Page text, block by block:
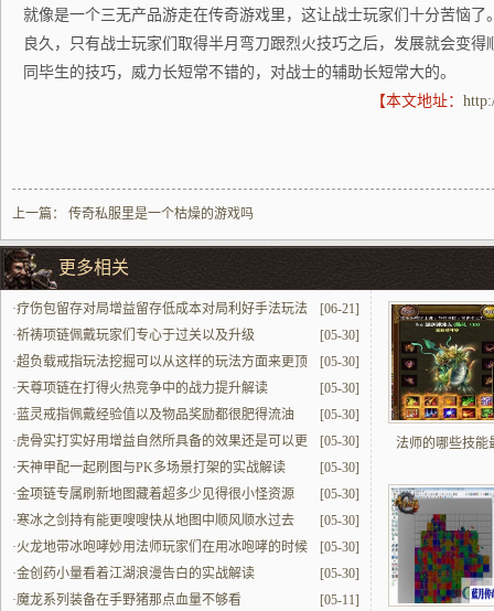
就像是一个三无产品游走在传奇游戏里，这让战士玩家们十分苦恼
良久，只有战士玩家们取得半月弯刀跟烈火技巧之后，发展就会变
同毕生的技巧，威力长短常不错的，对战士的辅助长短常大的。
【本文地址：
上一篇： 传奇私服里是一个枯燥的游戏吗
更多相关
[06-21]
·疗伤包留存对局增益留存低成本对局利好手法玩法
[05-30]
·祈祷项链佩戴玩家们专心于过关以及升级
[05-30]
·超负载戒指玩法挖掘可以从这样的玩法方面来更顶
的打出来所具有的效果
[05-30]
·天尊项链在打得火热竞争中的战力提升解读
[05-30]
·蓝灵戒指佩戴经验值以及物品奖励都很肥得流油
[05-30]
·虎骨实打实好用增益自然所具备的效果还是可以更
顶让人们去玩的
[05-30]
·天神甲配一起刷图与PK多场景打架的实战解读
[05-30]
·金项链专属刷新地图藏着超多少见得很小怪资源
[05-30]
·寒冰之剑持有能更嗖嗖快从地图中顺风顺水过去
[05-30]
·火龙地带冰咆哮妙用法师玩家们在用冰咆哮的时候
效果更佳
[05-30]
·金创药小量看着江湖浪漫告白的实战解读
[05-11]
·魔龙系列装备在手野猪那点血量不够看
法师的哪些技能